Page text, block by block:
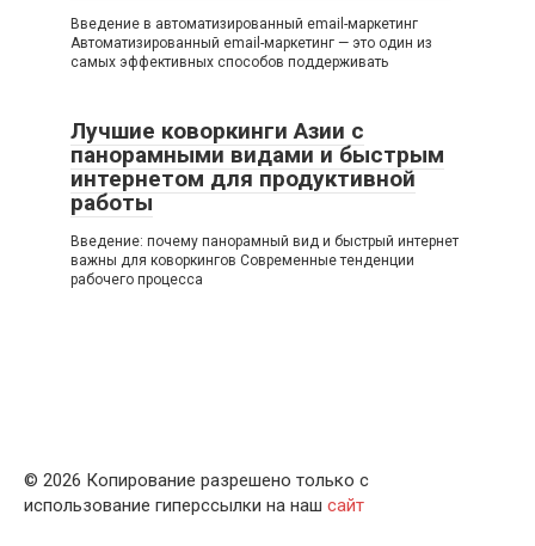
Введение в автоматизированный email-маркетинг
Автоматизированный email-маркетинг — это один из
самых эффективных способов поддерживать
Лучшие коворкинги Азии с
панорамными видами и быстрым
интернетом для продуктивной
работы
Введение: почему панорамный вид и быстрый интернет
важны для коворкингов Современные тенденции
рабочего процесса
© 2026 Копирование разрешено только с
использование гиперссылки на наш сайт